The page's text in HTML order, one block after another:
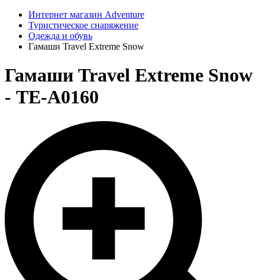
Интернет магазин Adventure
Туристическое снаряжение
Одежда и обувь
Гамаши Travel Extreme Snow
Гамаши Travel Extreme Snow
- ТE-А0160